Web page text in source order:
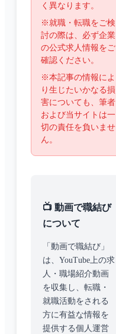
く異なります。
※就職・転職をご検
討の際は、必ず企業
の公式求人情報をご
確認ください。
※本記事の情報によ
り生じたいかなる損
害についても、筆者
および当サイトは一
切の責任を負いませ
ん。
📺 動画で職結び
について
「動画で職結び」
は、YouTube上の求
人・職場紹介動画
を収集し、転職・
就職活動をされる
方に有益な情報を
提供する個人運営